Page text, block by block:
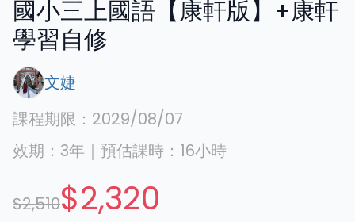
國小三上國語【康軒版】+康軒
學習自修
文婕
課程期限： 2029/08/07
效期： 3年 ｜ 預估課時： 16小時
$2,510$2,320